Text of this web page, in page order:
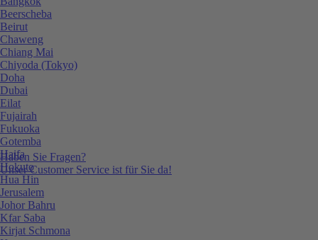
Haben Sie Fragen?
Unser Customer Service ist für Sie da!
Beerscheba
Beirut
Chaweng
Chiang Mai
Chiyoda (Tokyo)
Doha
Dubai
Eilat
Fujairah
Fukuoka
Gotemba
Haifa
Hokuto
Hua Hin
Jerusalem
Johor Bahru
Kfar Saba
Kirjat Schmona